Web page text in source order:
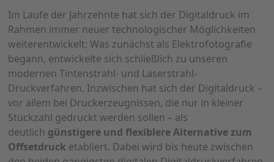
Im Laufe der Jahrzehnte hat sich der Digitaldruck im
Rahmen immer neuer technologischer Möglichkeiten
weiterentwickelt: Was zunächst als Elektrofotografie
begann, entwickelte sich schließlich zu unseren
modernen Tintenstrahl- und Laserstrahl-
Druckverfahren. Inzwischen hat sich der Digitaldruck –
vor allem bei Druckerzeugnissen, die nur in kleiner
Stückzahl gedruckt werden sollen – als
deutlich günstigere und flexiblere Alternative zum
Offsetdruck etabliert. Dabei wird bis heute zwischen